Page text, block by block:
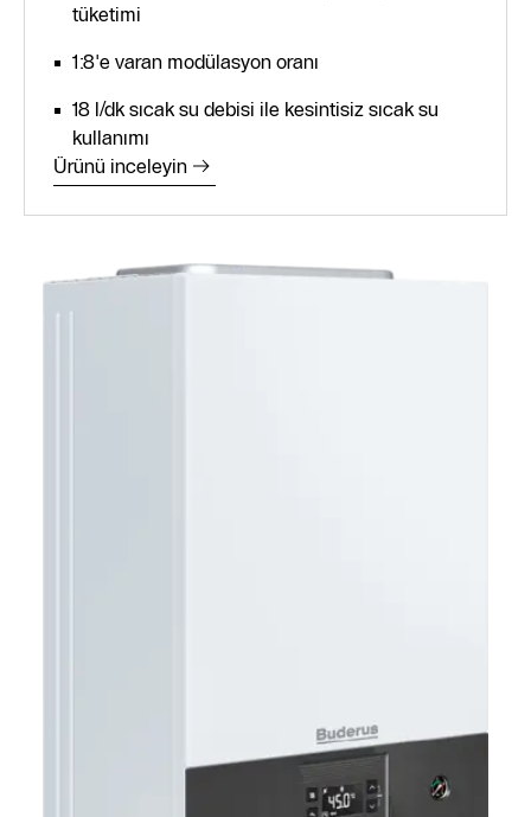
tüketimi
1:8'e varan modülasyon oranı
18 l/dk sıcak su debisi ile kesintisiz sıcak su
kullanımı
Ürünü inceleyin